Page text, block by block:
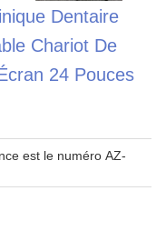
Dentaire
Chariot De
24 Pouces
est le numéro AZ-